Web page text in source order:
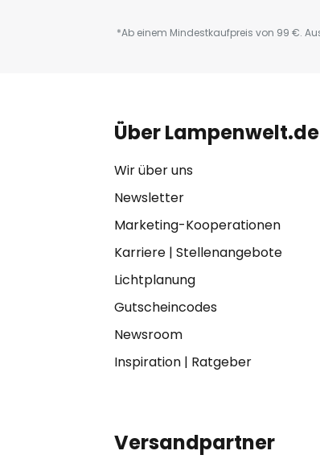
*Ab einem Mindestkaufpreis von 99 €.
Über Lampenwelt.de
Wir über uns
Newsletter
Marketing-Kooperationen
Karriere| Stellenangebote
Lichtplanung
Gutscheincodes
Newsroom
Inspiration| Ratgeber
Versandpartner